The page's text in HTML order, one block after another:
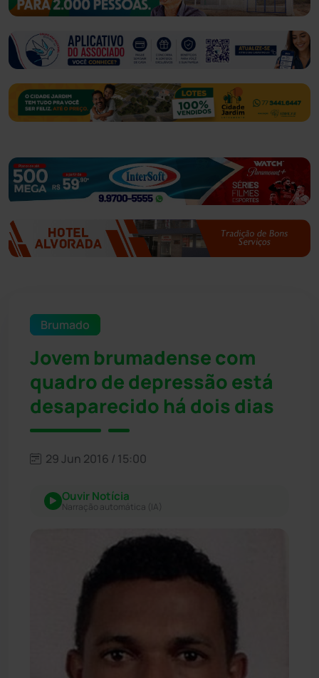
Brumado
Jovem brumadense com
quadro de depressão está
desaparecido há dois dias
29 Jun 2016 / 15:00
Ouvir Notícia
Narração automática (IA)